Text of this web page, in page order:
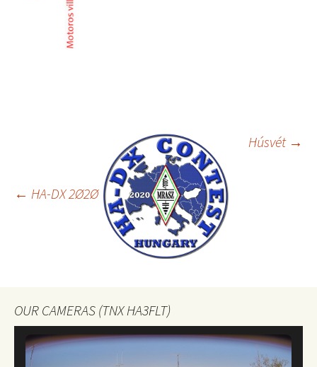
Bejegyzés
navigáció
← HA-DX 2Ø2Ø
Húsvét →
OUR CAMERAS (TNX HA3FLT)